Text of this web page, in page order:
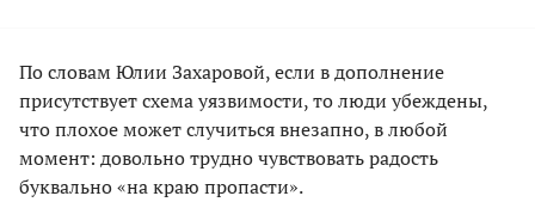
По словам Юлии Захаровой, если в дополнение
присутствует схема уязвимости, то люди убеждены,
что плохое может случиться внезапно, в любой
момент: довольно трудно чувствовать радость
буквально «на краю пропасти».